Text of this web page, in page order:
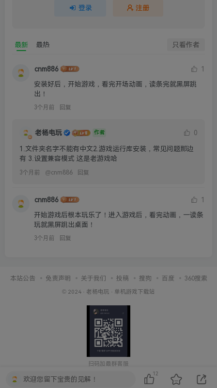
登录 注册
最新 最热 只看作者
cnm886
1
安装好后，开始游戏，看完开场动画，读条完就黑屏跳
出！
3个月前 回复
老杨电玩 作者 0
1.文件夹名字不能有中文2.游戏运行库安装，常见问题那边
有 3.设置兼容模式 这是老游戏哈
3个月前 @cnm886 回复
cnm886
1
开始游戏后根本玩乐了！进入游戏后，看完动画，一读条
玩就黑屏跳出桌面！
3个月前 回复
本站公告 免责声明 关于我们 投稿 搜狗 百度 360搜索
© 2024 · 老杨电玩 · 单机游戏下载站
扫码加最群客服
欢迎您留下宝贵的见解！
12